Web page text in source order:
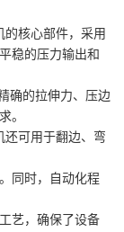
的核心部件，采用
稳的压力输出和
确的拉伸力、压边
。
还可用于翻边、弯
同时，自动化程
艺，确保了设备